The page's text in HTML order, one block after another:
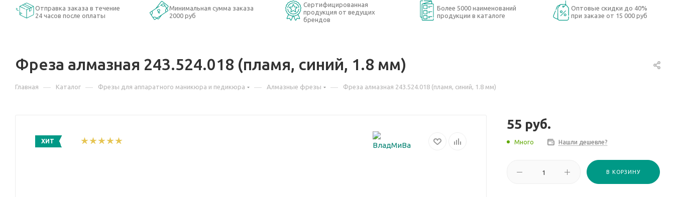
Отправка заказа в течение
24 часов после оплаты
Минимальная сумма заказа
2000 руб
Сертифицированная
продукция от ведущих
брендов
Более 5000 наименований
продукции в каталоге
Оптовые скидки до 40%
при заказе от 15 000 руб
Фреза алмазная 243.524.018 (пламя, синий, 1.8 мм)
Главная — Каталог — Фрезы для аппаратного маникюра и педикюра — Алмазные фрезы — Фреза алмазная 243.524.018 (пламя, синий, 1.8 мм)
ХИТ
55 руб.
Много Нашли дешевле?
В КОРЗИНУ